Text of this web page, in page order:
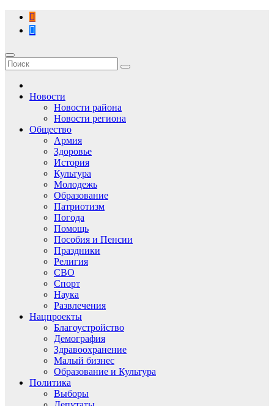
Перейти
содержимому
Новости
Новости района
Новости региона
Общество
Армия
Здоровье
История
Культура
Молодежь
Образование
Патриотизм
Погода
Помощь
Пособия и Пенсии
Праздники
Религия
СВО
Спорт
Наука
Развлечения
Нацпроекты
Благоустройство
Демография
Здравоохранение
Малый бизнес
Образование и Культура
Политика
Выборы